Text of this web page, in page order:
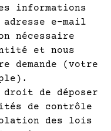
informations
e-mail
nécessaire
et nous
demande (votre
de déposer
de contrôle
des lois